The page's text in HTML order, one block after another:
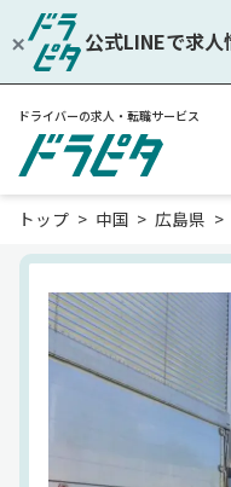
公式LINEで求人
ドライバーの求人・転職サービス
トップ 中国 広島県